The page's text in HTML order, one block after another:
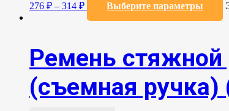
276 ₽ – 314 ₽ Выберите параметры
Ремень стяжной
(съемная